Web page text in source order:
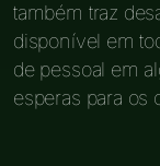
também traz
disponível em
de pessoal em
esperas para os